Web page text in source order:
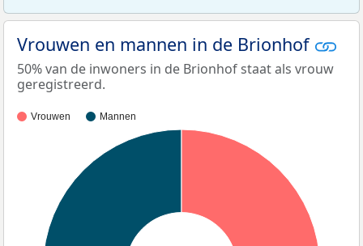
Vrouwen en mannen in de Brionhof
50% van de inwoners in de Brionhof staat als vrouw
geregistreerd.
Vrouwen Mannen